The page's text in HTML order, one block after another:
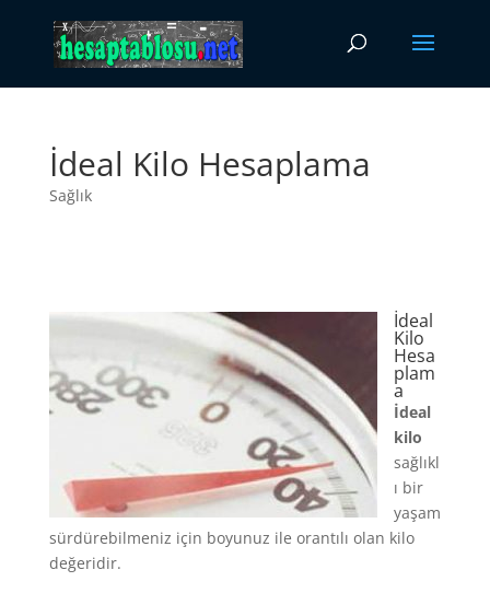
İdeal Kilo Hesaplama
Sağlık
İdeal
Kilo
Hesa
plam
a
İdeal
kilo
sağlıkl
ı bir
yaşam
sürdürebilmeniz için boyunuz ile orantılı olan kilo
değeridir.